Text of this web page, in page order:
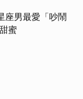
座男最愛「吵鬧
蜜